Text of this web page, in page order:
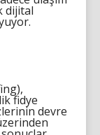
dijital
fidye
devre